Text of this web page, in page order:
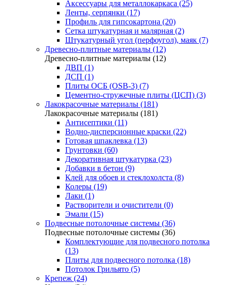
Аксессуары для металлокаркаса (25)
Ленты, серпянки (17)
Профиль для гипсокартона (20)
Сетка штукатурная и малярная (2)
Штукатурный угол (перфоугол), маяк (7)
Древесно-плитные материалы (12)
Древесно-плитные материалы (12)
ДВП (1)
ДСП (1)
Плиты ОСБ (OSB-3) (7)
Цементно-стружечные плиты (ЦСП) (3)
Лакокрасочные материалы (181)
Лакокрасочные материалы (181)
Антисептики (11)
Водно-дисперсионные краски (22)
Готовая шпаклевка (13)
Грунтовки (60)
Декоративная штукатурка (23)
Добавки в бетон (9)
Клей для обоев и стеклохолста (8)
Колеры (19)
Лаки (1)
Растворители и очистители (0)
Эмали (15)
Подвесные потолочные системы (36)
Подвесные потолочные системы (36)
Комплектующие для подвесного потолка
(13)
Плиты для подвесного потолка (18)
Потолок Грильято (5)
Крепеж (24)